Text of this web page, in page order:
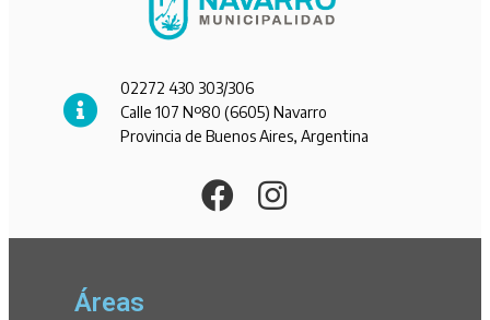
02272 430 303/306
Calle 107 Nº80 (6605) Navarro
Provincia de Buenos Aires, Argentina
Áreas